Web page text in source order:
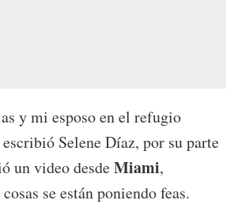
y mi esposo en el refugio
escribió Selene Díaz, por su parte
un video desdeMiami,
se están poniendo feas.